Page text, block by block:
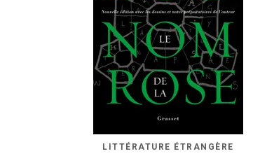
LITTÉRATURE ÉTRANGÈRE